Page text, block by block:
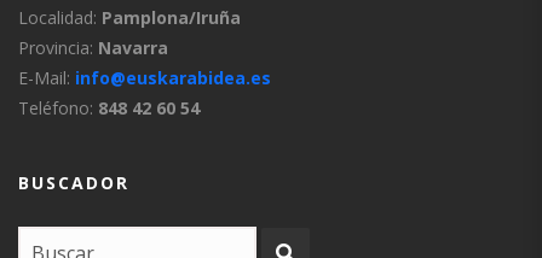
Localidad: Pamplona/Iruña
Provincia: Navarra
E-Mail: info@euskarabidea.es
Teléfono: 848 42 60 54
BUSCADOR